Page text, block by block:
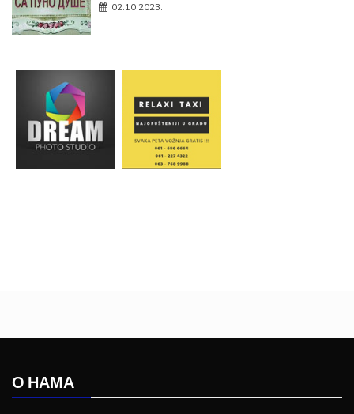
02.10.2023.
О НАМА